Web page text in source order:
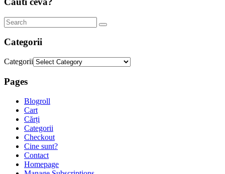
Categorii
Categorii
Pages
Blogroll
Cart
Cărți
Categorii
Checkout
Cine sunt?
Contact
Homepage